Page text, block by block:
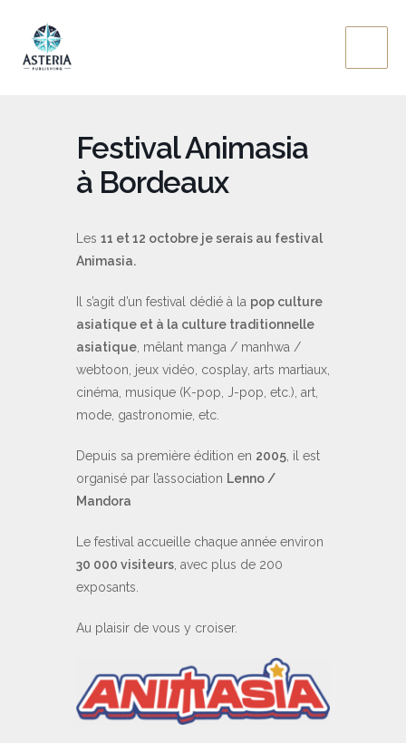
contenu
Festival Animasia
à Bordeaux
Les 11 et 12 octobre je serais au festival
Animasia.
Il s’agit d’un festival dédié à la pop culture
asiatique et à la culture traditionnelle
asiatique , mêlant manga / manhwa /
webtoon, jeux vidéo, cosplay, arts martiaux,
cinéma, musique (K-pop, J-pop, etc.), art,
mode, gastronomie, etc.
Depuis sa première édition en 2005 , il est
organisé par l’association Lenno /
Mandora
Le festival accueille chaque année environ
30 000 visiteurs , avec plus de 200
exposants.
Au plaisir de vous y croiser.